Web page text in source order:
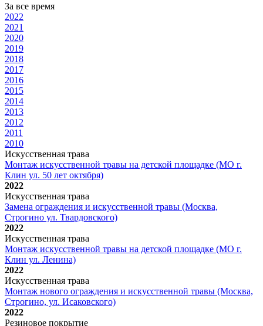
За все время
2022
2021
2020
2019
2018
2017
2016
2015
2014
2013
2012
2011
2010
Искусственная трава
Монтаж искусственной травы на детской площадке (МО г.
Клин ул. 50 лет октября)
2022
Искусственная трава
Замена ограждения и искусственной травы (Москва,
Строгино ул. Твардовского)
2022
Искусственная трава
Монтаж искусственной травы на детской площадке (МО г.
Клин ул. Ленина)
2022
Искусственная трава
Монтаж нового ограждения и искусственной травы (Москва,
Строгино, ул. Исаковского)
2022
Резиновое покрытие